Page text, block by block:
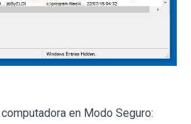
en Modo Seguro: